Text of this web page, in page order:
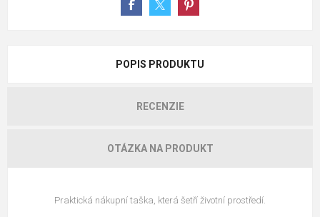
POPIS PRODUKTU
RECENZIE
OTÁZKA NA PRODUKT
Praktická nákupní taška, která šetří životní prostředí.